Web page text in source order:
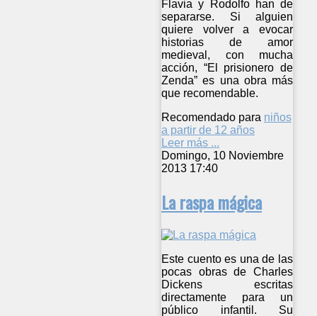
Flavia y Rodolfo han de
separarse. Si alguien
quiere volver a evocar
historias de amor
medieval, con mucha
acción, “El prisionero de
Zenda” es una obra más
que recomendable.
Recomendado para niños
a partir de 12 años
Leer más ...
Domingo, 10 Noviembre
2013 17:40
La raspa mágica
Este cuento es una de las
pocas obras de Charles
Dickens escritas
directamente para un
público infantil. Su